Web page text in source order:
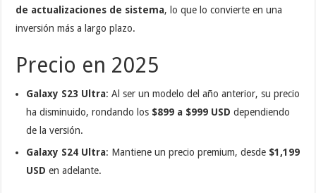
de actualizaciones de sistema, lo que lo convierte en una
inversión más a largo plazo.
Precio en 2025
Galaxy S23 Ultra: Al ser un modelo del año anterior, su precio
ha disminuido, rondando los $899 a $999 USD dependiendo
de la versión.
Galaxy S24 Ultra: Mantiene un precio premium, desde $1,199
USD en adelante.